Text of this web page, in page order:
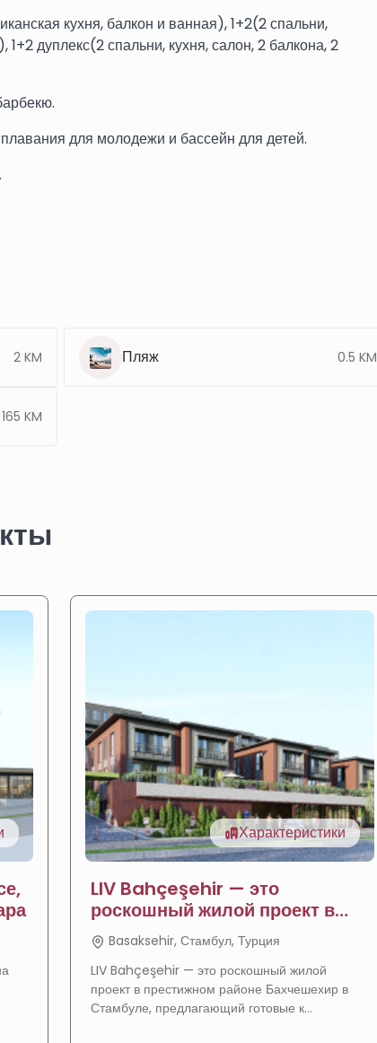
кухня, балкон и ванная), 1+2(2 спальни,
дуплекс(2 спальни, кухня, салон, 2 балкона, 2
для молодежи и бассейн для детей.
2 KM Пляж 0.5 KM
165 KM
Характеристики
LIV Bahçeşehir — это
роскошный жилой проект в
Стамбуле
Basaksehir, Стамбул, Турция
LIV Bahçeşehir — это роскошный жилой
проект в престижном районе Бахчешехир в
Стамбуле, предлагающий готовые к